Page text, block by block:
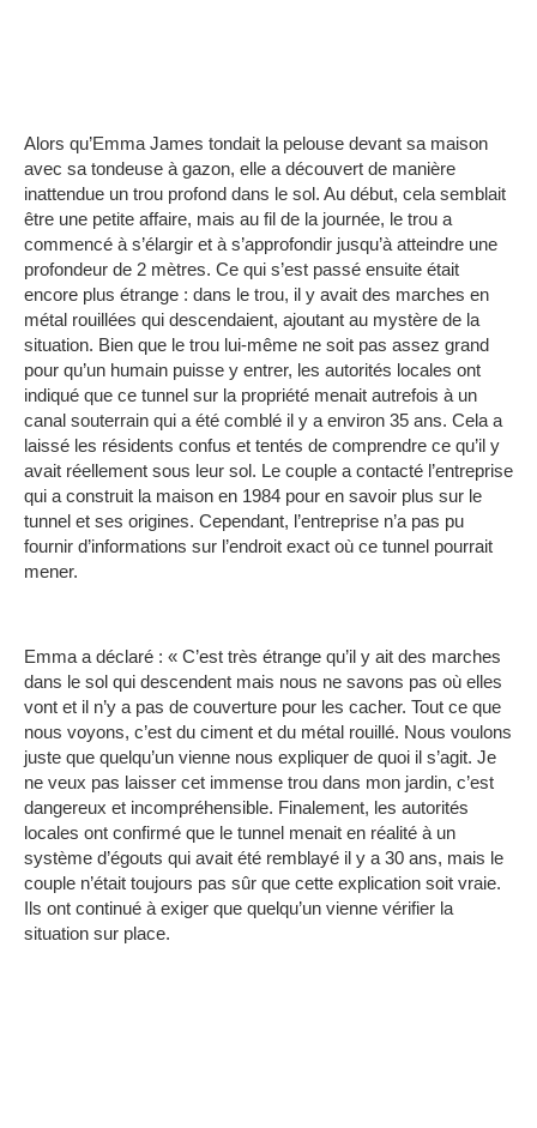
Alors qu’Emma James tondait la pelouse devant sa maison
avec sa tondeuse à gazon, elle a découvert de manière
inattendue un trou profond dans le sol. Au début, cela semblait
être une petite affaire, mais au fil de la journée, le trou a
commencé à s’élargir et à s’approfondir jusqu’à atteindre une
profondeur de 2 mètres. Ce qui s’est passé ensuite était
encore plus étrange : dans le trou, il y avait des marches en
métal rouillées qui descendaient, ajoutant au mystère de la
situation. Bien que le trou lui-même ne soit pas assez grand
pour qu’un humain puisse y entrer, les autorités locales ont
indiqué que ce tunnel sur la propriété menait autrefois à un
canal souterrain qui a été comblé il y a environ 35 ans. Cela a
laissé les résidents confus et tentés de comprendre ce qu’il y
avait réellement sous leur sol. Le couple a contacté l’entreprise
qui a construit la maison en 1984 pour en savoir plus sur le
tunnel et ses origines. Cependant, l’entreprise n’a pas pu
fournir d’informations sur l’endroit exact où ce tunnel pourrait
mener.
Emma a déclaré : « C’est très étrange qu’il y ait des marches
dans le sol qui descendent mais nous ne savons pas où elles
vont et il n’y a pas de couverture pour les cacher. Tout ce que
nous voyons, c’est du ciment et du métal rouillé. Nous voulons
juste que quelqu’un vienne nous expliquer de quoi il s’agit. Je
ne veux pas laisser cet immense trou dans mon jardin, c’est
dangereux et incompréhensible. Finalement, les autorités
locales ont confirmé que le tunnel menait en réalité à un
système d’égouts qui avait été remblayé il y a 30 ans, mais le
couple n’était toujours pas sûr que cette explication soit vraie.
Ils ont continué à exiger que quelqu’un vienne vérifier la
situation sur place.